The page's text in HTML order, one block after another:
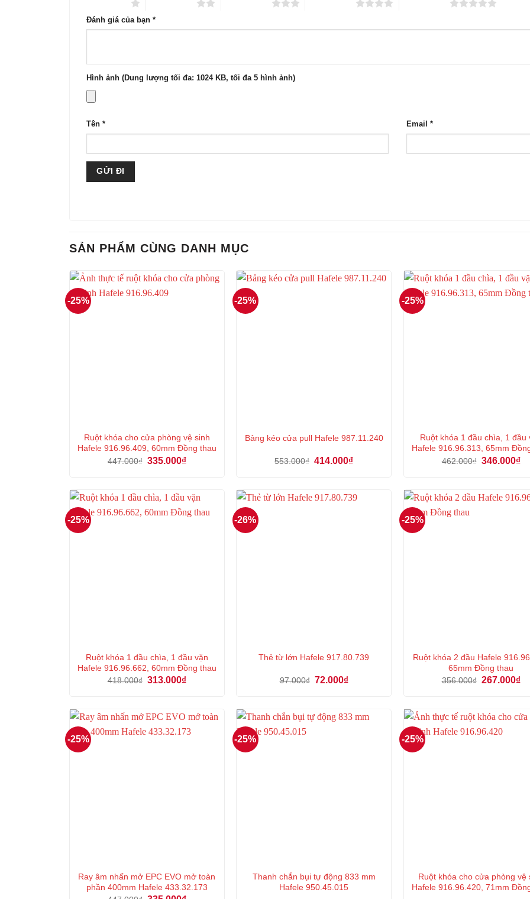
Đánh giá của bạn *
Hình ảnh (Dung lượng tối đa: 1024 KB, tối đa 5 hình ảnh)
Tên * Email *
SẢN PHẨM CÙNG DANH MỤC
-25%
Ruột khóa cho cửa phòng vệ sinh
Hafele 916.96.409, 60mm Đồng thau
447.000₫ Giá
335.000₫Giá
335.000₫.
-25%
Bảng kéo cửa pull Hafele 987.11.240
553.000₫ Giá
414.000₫Giá
414.000₫.
-25%
Ruột khóa 1 đầu chìa, 1 đầu
Hafele 916.96.313, 65mm
462.000₫ Giá
346.000₫
-25%
Ruột khóa 1 đầu chìa, 1 đầu vặn
Hafele 916.96.662, 60mm Đồng thau
418.000₫ Giá
313.000₫Giá
313.000₫.
-26%
Thẻ từ lớn Hafele 917.80.739
97.000₫ Giá
72.000₫Giá
72.000₫.
-25%
Ruột khóa 2 đầu Hafele
65mm Đồng thau
356.000₫ Giá
267.000₫
-25%
Ray âm nhấn mở EPC EVO mở toàn
phần 400mm Hafele 433.32.173
-25%
Thanh chắn bụi tự động 833 mm
Hafele 950.45.015
-25%
Ruột khóa cho cửa phòng vệ
Hafele 916.96.420, 71mm